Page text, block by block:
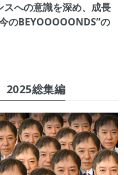
への意識を深め、成長
のBEYOOOOONDS”の
総集編